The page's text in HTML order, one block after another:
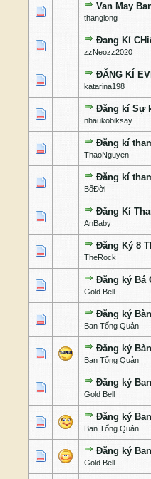
Van May
thanglong
1 Bỏ phiếu -
1234
Đang Kí
zzNeozz2020
0 Bỏ phiếu - 0 của
1 23 4
ĐĂNG KÍ
katarina198
1 Bỏ phiếu -
12 34
Đăng kí Sự
nhaukobiksay
0 Bỏ phiếu - 0 của
1 234
Đăng kí
ThaoNguyen
0 Bỏ phiếu - 0 của
1 234
Đăng kí
BốĐời
0 Bỏ phiếu - 0 của
1 234
Đăng Kí
AnBaby
0 Bỏ phiếu - 0 của
1 2 34
Đăng Ký 8
TheRock
1 Bỏ phiếu -
123 4
Đăng ký Bá
Gold Bell
1 Bỏ phiếu -
1 234
Đăng ký
Ban Tổng Quản
1 Bỏ phiếu -
1 2345
Đăng ký
Ban Tổng Quản
1 Bỏ phiếu -
1 2345
Đăng ký
Gold Bell
1 Bỏ phiếu -
1 234
Đăng ký
Ban Tổng Quản
1 Bỏ phiếu -
1 234
Đăng ký
Gold Bell
1 Bỏ phiếu -
1 234